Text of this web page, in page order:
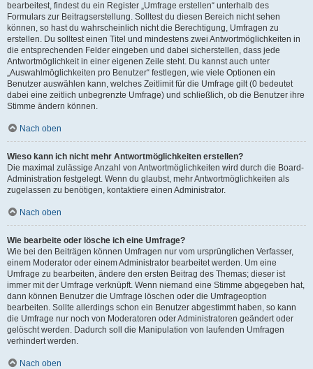
bearbeitest, findest du ein Register „Umfrage erstellen“ unterhalb des
Formulars zur Beitragserstellung. Solltest du diesen Bereich nicht sehen
können, so hast du wahrscheinlich nicht die Berechtigung, Umfragen zu
erstellen. Du solltest einen Titel und mindestens zwei Antwortmöglichkeiten in
die entsprechenden Felder eingeben und dabei sicherstellen, dass jede
Antwortmöglichkeit in einer eigenen Zeile steht. Du kannst auch unter
„Auswahlmöglichkeiten pro Benutzer“ festlegen, wie viele Optionen ein
Benutzer auswählen kann, welches Zeitlimit für die Umfrage gilt (0 bedeutet
dabei eine zeitlich unbegrenzte Umfrage) und schließlich, ob die Benutzer ihre
Stimme ändern können.
Nach oben
Wieso kann ich nicht mehr Antwortmöglichkeiten erstellen?
Die maximal zulässige Anzahl von Antwortmöglichkeiten wird durch die Board-
Administration festgelegt. Wenn du glaubst, mehr Antwortmöglichkeiten als
zugelassen zu benötigen, kontaktiere einen Administrator.
Nach oben
Wie bearbeite oder lösche ich eine Umfrage?
Wie bei den Beiträgen können Umfragen nur vom ursprünglichen Verfasser,
einem Moderator oder einem Administrator bearbeitet werden. Um eine
Umfrage zu bearbeiten, ändere den ersten Beitrag des Themas; dieser ist
immer mit der Umfrage verknüpft. Wenn niemand eine Stimme abgegeben hat,
dann können Benutzer die Umfrage löschen oder die Umfrageoption
bearbeiten. Sollte allerdings schon ein Benutzer abgestimmt haben, so kann
die Umfrage nur noch von Moderatoren oder Administratoren geändert oder
gelöscht werden. Dadurch soll die Manipulation von laufenden Umfragen
verhindert werden.
Nach oben